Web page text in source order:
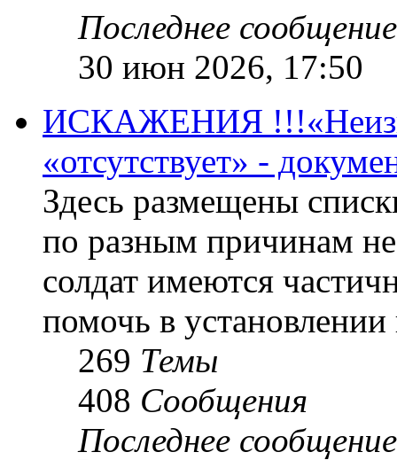
Последнее сообщение
30 июн 2026, 17:50
ИСКАЖЕНИЯ
«отсутствует» -
Здесь размещены
по разным причинам
солдат имеются
помочь в
269 Темы
408 Сообщения
Последнее сообщение